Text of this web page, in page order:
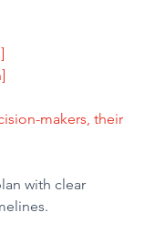
makers, their
with clear